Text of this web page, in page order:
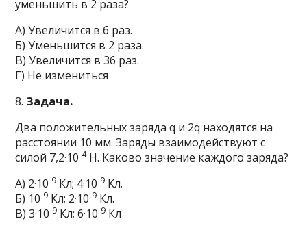
уменьшить в 2 раза?
А) Увеличится в 6 раз.
Б) Уменьшится в 2 раза.
В) Увеличится в 36 раз.
Г) Не измениться
8. Задача.
Два положительных заряда q и 2q находятся на
расстоянии 10 мм. Заряды взаимодействуют с
силой 7,2·10-4Н. Каково значение каждого заряда?
А) 2·10-9 Кл; 4·10-9 Кл.
Б) 10-9 Кл; 2·10-9 Кл.
В) 3·10-9 Кл; 6·10-9 Кл